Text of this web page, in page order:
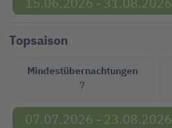
Topsaison
Mindestübernachtungen
7
07.07.2026 - 23.08.2026